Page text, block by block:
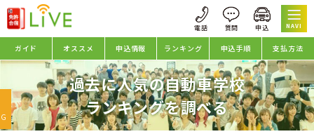
NAVI
ガイド オススメ 申込情報 ランキング 申込手順 支払方法
過去に人気の自動車学校
ランキングを調べる